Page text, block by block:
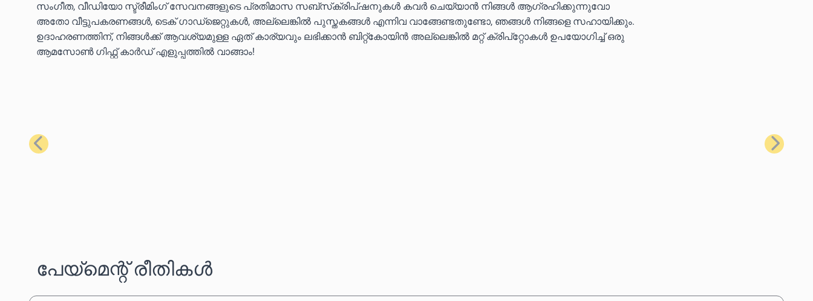
സംഗീത, വീഡിയോ സ്ട്രീമിംഗ് സേവനങ്ങളുടെ പ്രതിമാസ സബ്‌സ്‌ക്രിപ്‌ഷനുകൾ കവർ ചെയ്യാൻ നിങ്ങൾ ആഗ്രഹിക്കുന്നുവോ
അതോ വീട്ടുപകരണങ്ങൾ, ടെക് ഗാഡ്‌ജെറ്റുകൾ, അല്ലെങ്കിൽ പുസ്തകങ്ങൾ എന്നിവ വാങ്ങേണ്ടതുണ്ടോ, ഞങ്ങൾ നിങ്ങളെ സഹായിക്കും.
ഉദാഹരണത്തിന്, നിങ്ങൾക്ക് ആവശ്യമുള്ള ഏത് കാര്യവും ലഭിക്കാൻ ബിറ്റ്കോയിൻ അല്ലെങ്കിൽ മറ്റ് ക്രിപ്‌റ്റോകൾ ഉപയോഗിച്ച് ഒരു
ആമസോൺ ഗിഫ്റ്റ് കാർഡ് എളുപ്പത്തിൽ വാങ്ങാം!
മുമ്പത്തെ അടുത്തത്
പേയ്‌മെന്റ് രീതികൾ